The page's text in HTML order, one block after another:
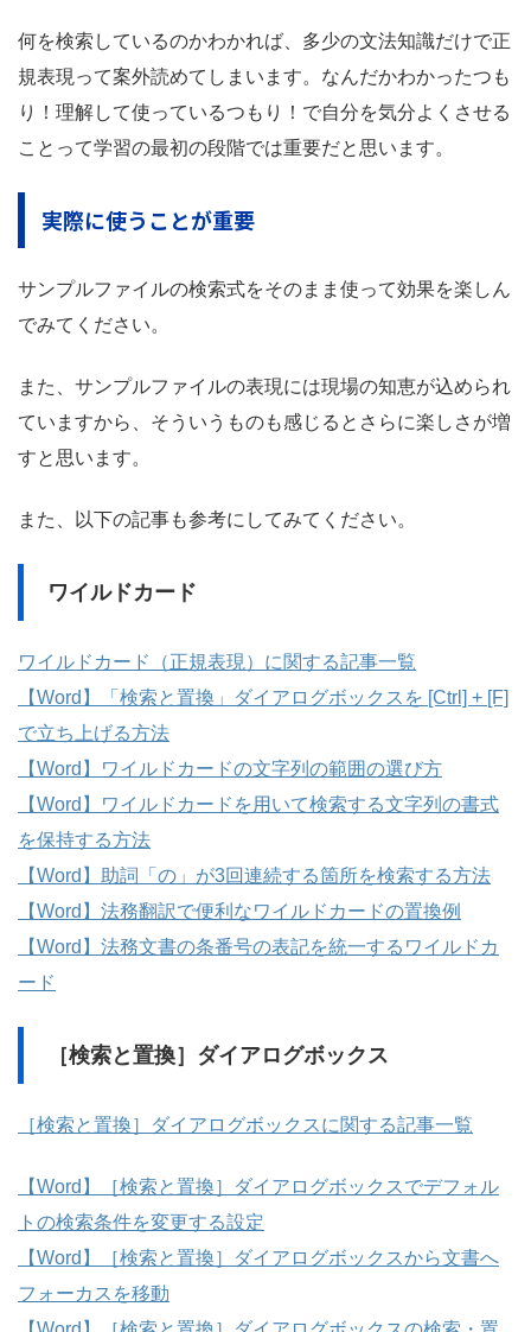
何を検索しているのかわかれば、多少の文法知識だけで正
規表現って案外読めてしまいます。なんだかわかったつも
り！理解して使っているつもり！で自分を気分よくさせる
ことって学習の最初の段階では重要だと思います。
実際に使うことが重要
サンプルファイルの検索式をそのまま使って効果を楽しん
でみてください。
また、サンプルファイルの表現には現場の知恵が込められ
ていますから、そういうものも感じるとさらに楽しさが増
すと思います。
また、以下の記事も参考にしてみてください。
ワイルドカード
ワイルドカード（正規表現）に関する記事一覧
【Word】「検索と置換」ダイアログボックスを [Ctrl] + [F]
で立ち上げる方法
【Word】ワイルドカードの文字列の範囲の選び方
【Word】ワイルドカードを用いて検索する文字列の書式
を保持する方法
【Word】助詞「の」が3回連続する箇所を検索する方法
【Word】法務翻訳で便利なワイルドカードの置換例
【Word】法務文書の条番号の表記を統一するワイルドカ
ード
［検索と置換］ダイアログボックス
［検索と置換］ダイアログボックスに関する記事一覧
【Word】［検索と置換］ダイアログボックスでデフォル
トの検索条件を変更する設定
【Word】［検索と置換］ダイアログボックスから文書へ
フォーカスを移動